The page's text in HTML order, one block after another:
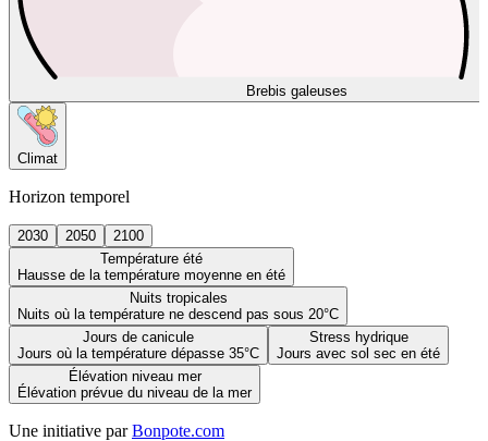
Brebis galeuses
Climat
Horizon temporel
2030 2050
2100
Température été
Hausse de la température moyenne en été
Nuits tropicales
Nuits où la température ne descend pas sous 20°C
Jours de canicule
Jours où la température dépasse 35°C
Stress hydrique
Jours avec sol sec en été
Élévation niveau mer
Élévation prévue du niveau de la mer
Une initiative par Bonpote.com